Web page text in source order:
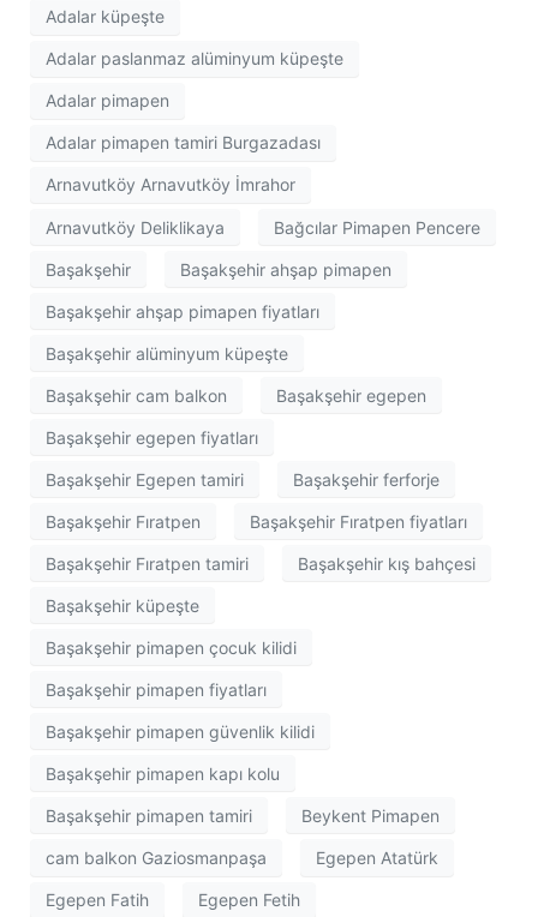
Adalar küpeşte
Adalar paslanmaz alüminyum küpeşte
Adalar pimapen
Adalar pimapen tamiri Burgazadası
Arnavutköy Arnavutköy İmrahor
Arnavutköy Deliklikaya Bağcılar Pimapen Pencere
Başakşehir Başakşehir ahşap pimapen
Başakşehir ahşap pimapen fiyatları
Başakşehir alüminyum küpeşte
Başakşehir cam balkon Başakşehir egepen
Başakşehir egepen fiyatları
Başakşehir Egepen tamiri Başakşehir ferforje
Başakşehir Fıratpen Başakşehir Fıratpen fiyatları
Başakşehir Fıratpen tamiri Başakşehir kış bahçesi
Başakşehir küpeşte
Başakşehir pimapen çocuk kilidi
Başakşehir pimapen fiyatları
Başakşehir pimapen güvenlik kilidi
Başakşehir pimapen kapı kolu
Başakşehir pimapen tamiri Beykent Pimapen
cam balkon Gaziosmanpaşa Egepen Atatürk
Egepen Fatih Egepen Fetih